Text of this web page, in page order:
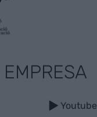
Youtube